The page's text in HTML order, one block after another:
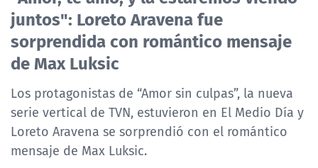
ACTUALIDAD Y TENDENCIAS
CORPORATIVO Y TRANSPARENCIA
CANAL DE DENUNCIAS
ÁREA DE PROYECTOS
juntos": Loreto Aravena fue
sorprendida con romántico mensaje
de Max Luksic
Los protagonistas de “Amor sin culpas”, la nueva
serie vertical de TVN, estuvieron en El Medio Día y
Loreto Aravena se sorprendió con el romántico
mensaje de Max Luksic.